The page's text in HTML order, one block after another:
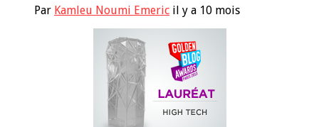
Par Kamleu Noumi Emeric il y a 10 mois